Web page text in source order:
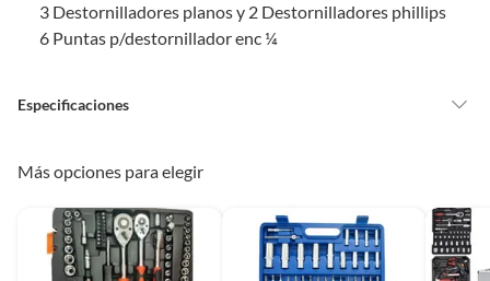
reparados, abiertos, de segunda selección, remanufacturados o
con alguna deficiencia, que sean comprados en esa condición a
vitaminas, entre otros análogos.
Plantas.
3 Destornilladores planos y 2 Destornilladores phillips
6 Puntas p/destornillador enc ¼
Especificaciones
País de origen
Condicion del
producto
Nuevo
Más opciones para elegir